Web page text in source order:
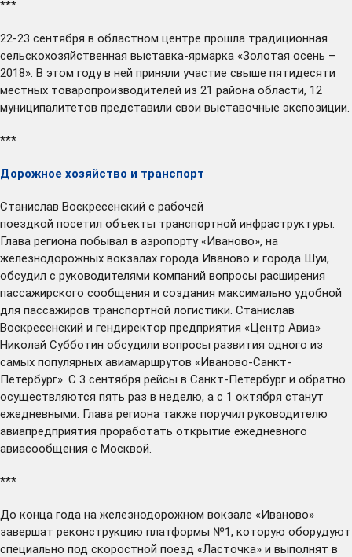
***
22-23 сентября в областном центре прошла традиционная
сельскохозяйственная выставка-ярмарка «Золотая осень –
2018». В этом году в ней приняли участие свыше пятидесяти
местных товаропроизводителей из 21 района области, 12
муниципалитетов представили свои выставочные экспозиции.
***
Дорожное хозяйство и транспорт
Станислав Воскресенский с рабочей
поездкой посетил объекты транспортной инфраструктуры.
Глава региона побывал в аэропорту «Иваново», на
железнодорожных вокзалах города Иваново и города Шуи,
обсудил с руководителями компаний вопросы расширения
пассажирского сообщения и создания максимально удобной
для пассажиров транспортной логистики. Станислав
Воскресенский и гендиректор предприятия «Центр Авиа»
Николай Субботин обсудили вопросы развития одного из
самых популярных авиамаршрутов «Иваново-Санкт-
Петербург». С 3 сентября рейсы в Санкт-Петербург и обратно
осуществляются пять раз в неделю, а с 1 октября станут
ежедневными. Глава региона также поручил руководителю
авиапредприятия проработать открытие ежедневного
авиасообщения с Москвой.
***
До конца года на железнодорожном вокзале «Иваново»
завершат реконструкцию платформы №1, которую оборудуют
специально под скоростной поезд «Ласточка» и выполнят в